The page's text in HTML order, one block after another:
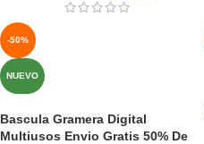
-50%
NUEVO
Bascula Gramera Digital
Multiusos Envio Gratis 50% De